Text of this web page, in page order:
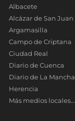
Albacete
Alcázar de San Juan
Argamasilla
Campo de Criptana
Ciudad Real
Diario de Cuenca
Diario de La Mancha
Herencia
Más medios locales...